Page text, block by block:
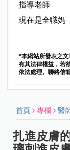
指導老師
現在是全職媽
*本網站所發表之
有其法律權益，若
依法處理。聯絡信
首頁 專欄 醫
扎進皮膚